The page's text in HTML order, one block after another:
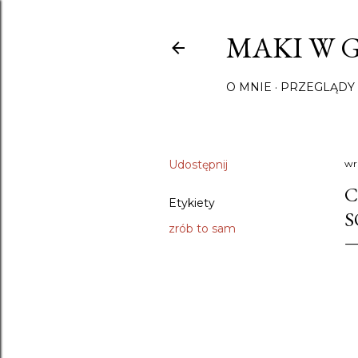
MAKI W
O MNIE PRZEGLĄDY
Udostępnij
Etykiety
zrób to sam